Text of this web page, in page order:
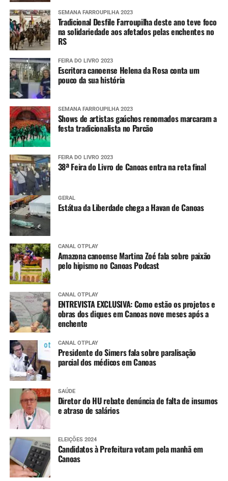
SEMANA FARROUPILHA 2023
Tradicional Desfile Farroupilha deste ano teve foco
na solidariedade aos afetados pelas enchentes no
RS
FEIRA DO LIVRO 2023
Escritora canoense Helena da Rosa conta um
pouco da sua história
SEMANA FARROUPILHA 2023
Shows de artistas gaúchos renomados marcaram a
festa tradicionalista no Parcão
FEIRA DO LIVRO 2023
38ª Feira do Livro de Canoas entra na reta final
GERAL
Estátua da Liberdade chega a Havan de Canoas
CANAL OTPLAY
Amazona canoense Martina Zoé fala sobre paixão
pelo hipismo no Canoas Podcast
CANAL OTPLAY
ENTREVISTA EXCLUSIVA: Como estão os projetos e
obras dos diques em Canoas nove meses após a
enchente
CANAL OTPLAY
Presidente do Simers fala sobre paralisação
parcial dos médicos em Canoas
SAÚDE
Diretor do HU rebate denúncia de falta de insumos
e atraso de salários
ELEIÇÕES 2024
Candidatos à Prefeitura votam pela manhã em
Canoas